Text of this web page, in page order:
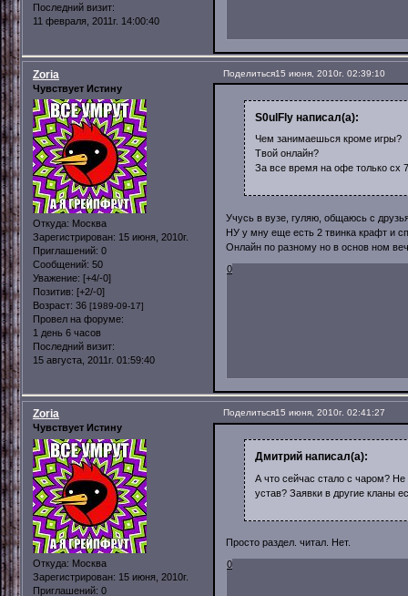
Последний визит:
11 февраля, 2011г. 14:00:40
Поделиться15 июня, 2010г. 02:39:10
Zoria
Чувствует Истину
Откуда: Москва
Зарегистрирован: 15 июня, 2010г.
Приглашений: 0
Сообщений: 50
Уважение: [+4/-0]
Позитив: [+2/-0]
Возраст: 36 [1989-09-17]
Провел на форуме:
1 день 6 часов
Последний визит:
15 августа, 2011г. 01:59:40
S0ulFly написал(а):
Чем занимаешься кроме игры?
Твой онлайн?
За все время на офе только сх
Учусь в вузе, гуляю, общаюсь с
НУ у мну еще есть 2 твинка крафт и
Онлайн по разному но в основ ном
0
Поделиться15 июня, 2010г. 02:41:27
Zoria
Чувствует Истину
Откуда: Москва
Зарегистрирован: 15 июня, 2010г.
Приглашений: 0
Дмитрий написал(а):
А что сейчас стало с чаром?
устав? Заявки в другие кланы
Просто раздел. читал. Нет.
0